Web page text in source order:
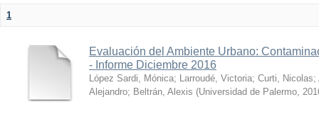
1
Evaluación del Ambiente Urbano:
- Informe Diciembre 2016
López Sardi, Mónica; Larroudé, Victoria; Curti, Nicolas;
Alejandro; Beltrán, Alexis (Universidad de Palermo,